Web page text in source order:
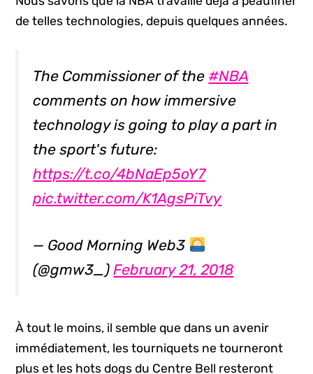
de telles technologies, depuis quelques années.
The Commissioner of the #NBA
comments on how immersive
technology is going to play a part in
the sport's future:
https://t.co/4bNaEp5oY7
pic.twitter.com/K1AgsPiTvy
— Good Morning Web3
(@gmw3_)February 21, 2018
À tout le moins, il semble que dans un avenir
immédiatement, les tourniquets ne tourneront
plus et les hots dogs du Centre Bell resteront